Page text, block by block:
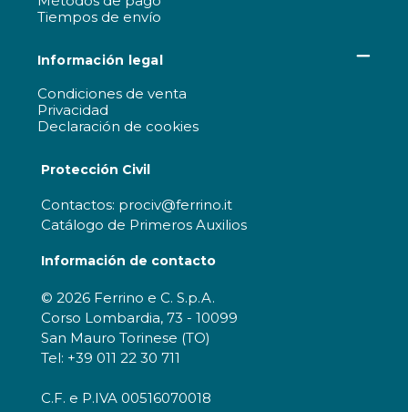
Tiempos de envío
Información legal
Condiciones de venta
Privacidad
Declaración de cookies
Protección Civil
Contactos: prociv@ferrino.it
Catálogo de Primeros Auxilios
Información de contacto
© 2026 Ferrino e C. S.p.A.
Corso Lombardia, 73 - 10099
San Mauro Torinese (TO)
Tel: +39 011 22 30 711
C.F. e P.IVA 00516070018